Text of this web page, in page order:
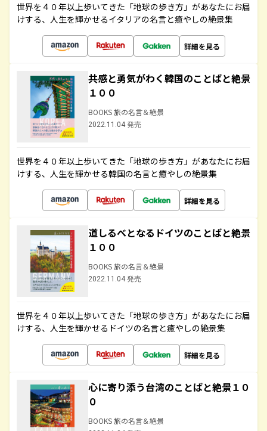
世界を４０年以上歩いてきた「地球の歩き方」があなたにお届
けする、人生を輝かせるイタリアの名言と癒やしの絶景集
詳細を見る
共感と勇気がわく韓国のことばと絶景
１００
BOOKS 旅の名言＆絶景
2022.11.04 発売
世界を４０年以上歩いてきた「地球の歩き方」があなたにお届
けする、人生を輝かせる韓国の名言と癒やしの絶景集
詳細を見る
道しるべとなるドイツのことばと絶景
１００
BOOKS 旅の名言＆絶景
2022.11.04 発売
世界を４０年以上歩いてきた「地球の歩き方」があなたにお届
けする、人生を輝かせるドイツの名言と癒やしの絶景集
詳細を見る
心に寄り添う台湾のことばと絶景１０
０
BOOKS 旅の名言＆絶景